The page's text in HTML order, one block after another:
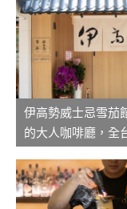
伊高勢威士忌雪茄
的大人咖啡廳，全